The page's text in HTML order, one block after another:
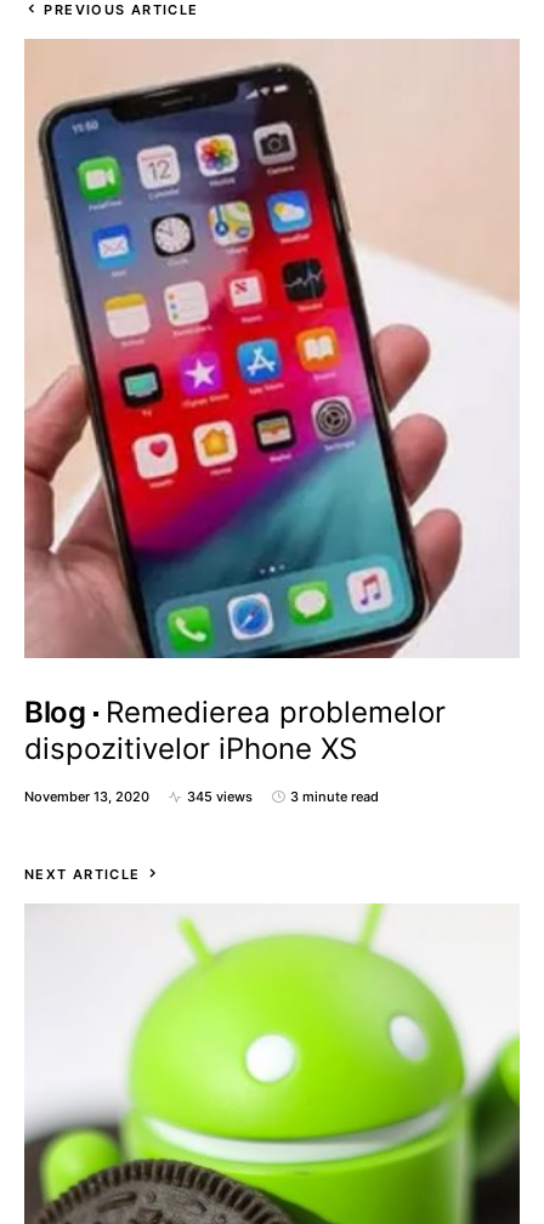
PREVIOUS ARTICLE
Blog
Remedierea problemelor
dispozitivelor iPhone XS
November 13, 2020 345 views 3 minute read
NEXT ARTICLE